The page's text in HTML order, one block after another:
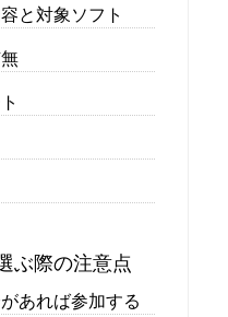
と対象ソフト
ぶ際の注意点
あれば参加する